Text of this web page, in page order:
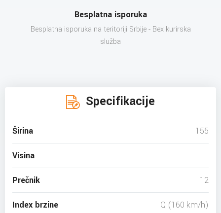
Besplatna isporuka
Besplatna isporuka na teritoriji Srbije - Bex kurirska
služba
Specifikacije
Širina 155
Visina
Prečnik 12
Index brzine Q (160 km/h)